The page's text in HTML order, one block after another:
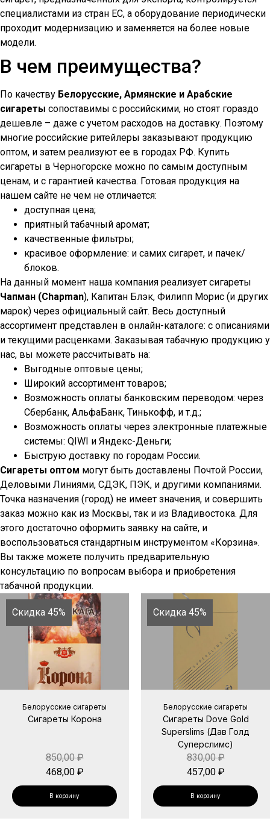
специалистами из стран ЕС, а оборудование периодически
проходит модернизацию и заменяется на более новые
модели.
В чем преимущества?
По качеству Белорусские, Армянские и Арабские
сигареты сопоставимы с российскими, но стоят гораздо
дешевле – даже с учетом расходов на доставку. Поэтому
многие российские ритейлеры заказывают продукцию
оптом, и затем реализуют ее в городах РФ. Купить
сигареты в Черногорске можно по самым доступным
ценам, и с гарантией качества. Готовая продукция на
нашем сайте не чем не отличается:
доступная цена;
приятный табачный аромат;
качественные фильтры;
красивое оформление: и самих сигарет, и пачек/
блоков.
На данный момент наша компания реализует сигареты
Чапман (Chapman), Капитан Блэк, Филипп Морис (и других
марок) через официальный сайт. Весь доступный
ассортимент представлен в онлайн-каталоге: с описаниями
и текущими расценками. Заказывая табачную продукцию у
нас, вы можете рассчитывать на:
Выгодные оптовые цены;
Широкий ассортимент товаров;
Возможность оплаты банковским переводом: через
Сбербанк, АльфаБанк, Тинькофф, и т.д.;
Возможность оплаты через электронные платежные
системы: QIWI и Яндекс-Деньги;
Быструю доставку по городам России.
Сигареты оптом могут быть доставлены Почтой России,
Деловыми Линиями, СДЭК, ПЭК, и другими компаниями.
Точка назначения (город) не имеет значения, и совершить
заказ можно как из Москвы, так и из Владивостока. Для
этого достаточно оформить заявку на сайте, и
воспользоваться стандартным инструментом «Корзина».
Вы также можете получить предварительную
консультацию по вопросам выбора и приобретения
табачной продукции.
Скидка 45%
Белорусские сигареты
Сигареты Корона
850,00₽
468,00 ₽
В корзину
Скидка 45%
Белорусские сигареты
Сигареты Dove Gold
Superslims (Дав Голд
Суперслимс)
830,00₽
457,00 ₽
В корзину